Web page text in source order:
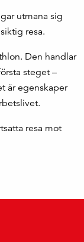
utmana sig
resa.
Den handlar
steget –
är egenskaper
resa mot